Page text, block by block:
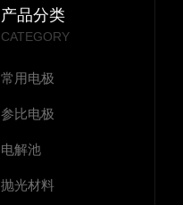
产品分类
CATEGORY
常用电极
参比电极
电解池
抛光材料